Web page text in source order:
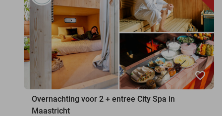
favorite_border
Overnachting voor 2 + entree City Spa in
Maastricht